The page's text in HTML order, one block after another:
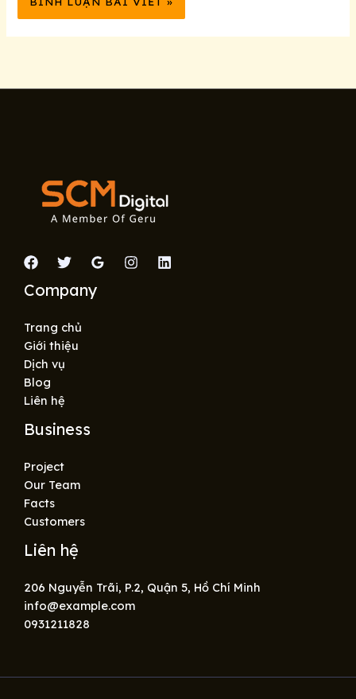
Company
Trang chủ
Giới thiệu
Dịch vụ
Blog
Liên hệ
Business
Project
Our Team
Facts
Customers
Liên hệ
206 Nguyễn Trãi, P.2, Quận 5, Hồ Chí Minh
info@example.com​
0931211828